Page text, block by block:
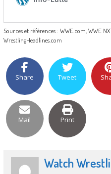
Sources et références : WWE.com, WWE
WrestlingHeadlines.com
Share Tweet
Mail Print
Watch